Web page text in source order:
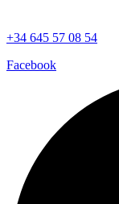
+34 645 57 08 54
Facebook